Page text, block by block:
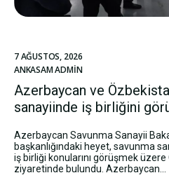
7 AĞUSTOS, 2026
ANKASAM ADMIN
Azerbaycan ve
sanayiinde iş birliğini
Azerbaycan Savunma Sanayii
başkanlığındaki heyet, savunma
iş birliği konularını görüşmek
ziyaretinde bulundu. Azerbaycan...